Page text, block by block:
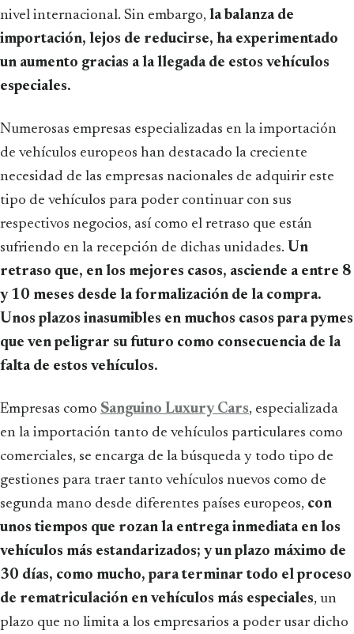
nivel internacional. Sin embargo, la balanza de
importación, lejos de reducirse, ha experimentado
un aumento gracias a la llegada de estos vehículos
especiales.
Numerosas empresas especializadas en la importación
de vehículos europeos han destacado la creciente
necesidad de las empresas nacionales de adquirir este
tipo de vehículos para poder continuar con sus
respectivos negocios, así como el retraso que están
sufriendo en la recepción de dichas unidades. Un
retraso que, en los mejores casos, asciende a entre 8
y 10 meses desde la formalización de la compra.
Unos plazos inasumibles en muchos casos para pymes
que ven peligrar su futuro como consecuencia de la
falta de estos vehículos.
Empresas como Sanguino Luxury Cars, especializada
en la importación tanto de vehículos particulares como
comerciales, se encarga de la búsqueda y todo tipo de
gestiones para traer tanto vehículos nuevos como de
segunda mano desde diferentes países europeos, con
unos tiempos que rozan la entrega inmediata en los
vehículos más estandarizados; y un plazo máximo de
30 días, como mucho, para terminar todo el proceso
de rematriculación en vehículos más especiales, un
plazo que no limita a los empresarios a poder usar dicho